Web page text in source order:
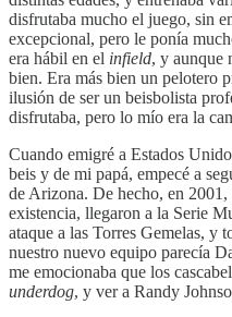
disfrutaba mucho el juego, sin
excepcional, pero le ponía
era hábil en el infield, y aunque
bien. Era más bien un pelotero
ilusión de ser un beisbolista
disfrutaba, pero lo mío era la
Cuando emigré a Estados
beis y de mi papá, empecé a
de Arizona. De hecho, en 2001,
existencia, llegaron a la Serie
ataque a las Torres Gemelas, y
nuestro nuevo equipo parecía
me emocionaba que los
underdog, y ver a Randy